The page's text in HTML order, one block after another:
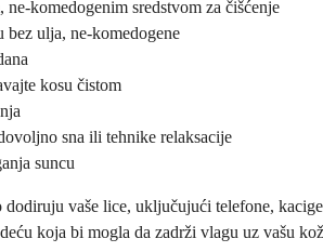
komedogenim sredstvom za čišćenje
ulja, ne-komedogene
kosu čistom
sna ili tehnike relaksacije
suncu
vaše lice, uključujući telefone,
koja bi mogla da zadrži vlagu uz vašu